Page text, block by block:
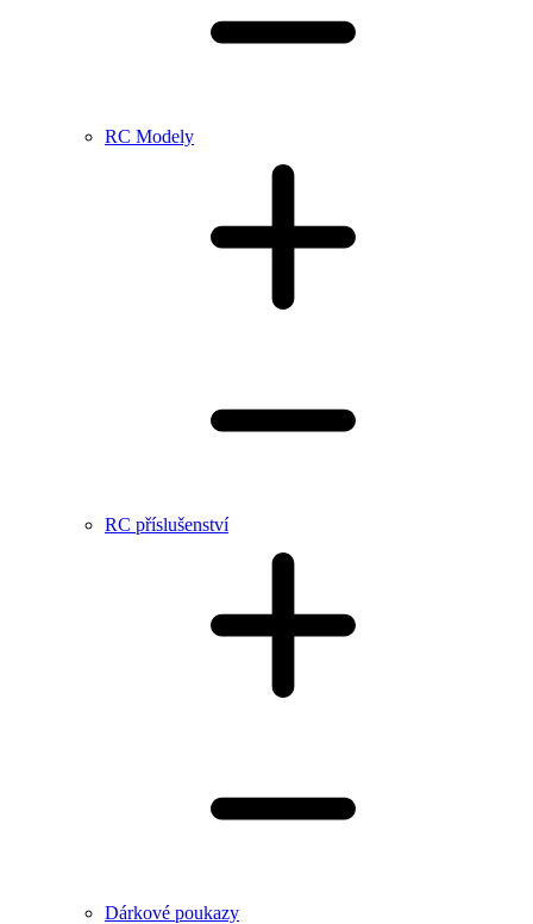
RC Modely
RC příslušenství
Dárkové poukazy